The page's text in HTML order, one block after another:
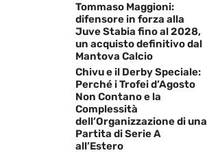
Tommaso Maggioni:
difensore in forza alla
Juve Stabia fino al 2028,
un acquisto definitivo dal
Mantova Calcio
Chivu e il Derby Speciale:
Perché i Trofei d’Agosto
Non Contano e la
Complessità
dell’Organizzazione di una
Partita di Serie A
all’Estero